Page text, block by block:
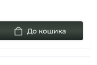
До кошика